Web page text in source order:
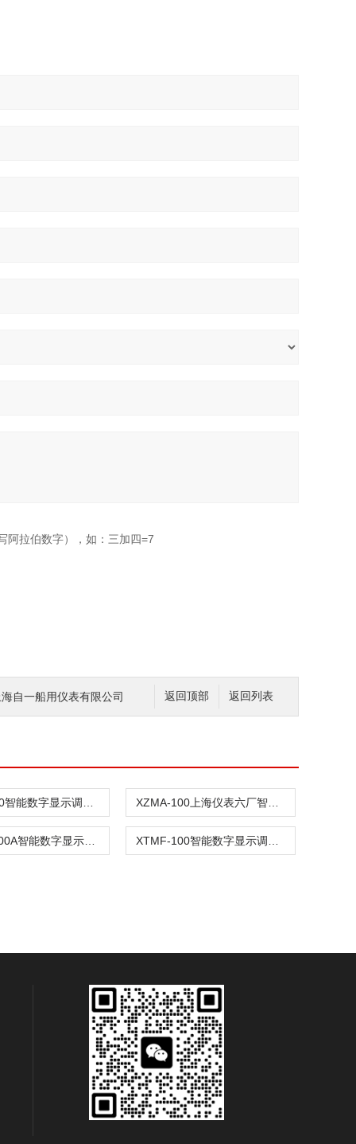
阿拉伯数字），如：三加四=7
返回列表
返回顶部
自一船用仪表有限公司
XZMD-100智能数字显示调节仪 XZMA-100上海仪表六厂智能数字显示调节仪
XTMF-1000A智能数字显示调节仪 XTMF-100智能数字显示调节仪